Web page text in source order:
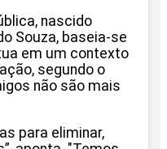
nascido
Souza, baseia-se
em um contexto
segundo o
não são mais
para eliminar,